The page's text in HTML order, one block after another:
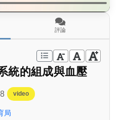
評論
統的組成與血壓
video
局